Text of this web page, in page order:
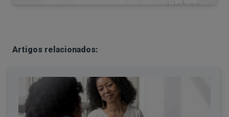
as suas obsessões/padrões repetitivos.
Artigos relacionados: